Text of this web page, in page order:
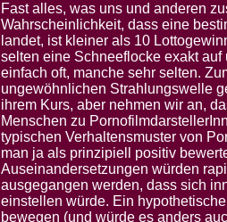
Fast alles, was uns und anderen
Wahrscheinlichkeit, dass eine
landet, ist kleiner als 10
selten eine Schneeflocke exakt
einfach oft, manche sehr selten.
ungewöhnlichen Strahlungswelle
ihrem Kurs, aber nehmen wir an,
Menschen zu
typischen Verhaltensmuster von
man ja als prinzipiell positiv
Auseinandersetzungen würden
ausgegangen werden, dass sich
einstellen würde. Ein
bewegen (und würde es anders